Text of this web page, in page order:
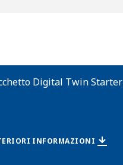
Digital Twin Starter
INFORMAZIONI